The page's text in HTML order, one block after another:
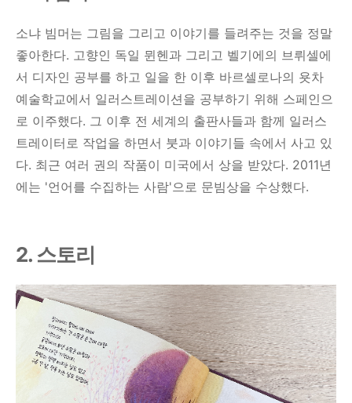
소냐 빔머는 그림을 그리고 이야기를 들려주는 것을 정말
좋아한다. 고향인 독일 뮌헨과 그리고 벨기에의 브뤼셀에
서 디자인 공부를 하고 일을 한 이후 바르셀로나의 욧차
예술학교에서 일러스트레이션을 공부하기 위해 스페인으
로 이주했다. 그 이후 전 세계의 출판사들과 함께 일러스
트레이터로 작업을 하면서 붓과 이야기들 속에서 사고 있
다. 최근 여러 권의 작품이 미국에서 상을 받았다. 2011년
에는 '언어를 수집하는 사람'으로 문빔상을 수상했다.
2. 스토리